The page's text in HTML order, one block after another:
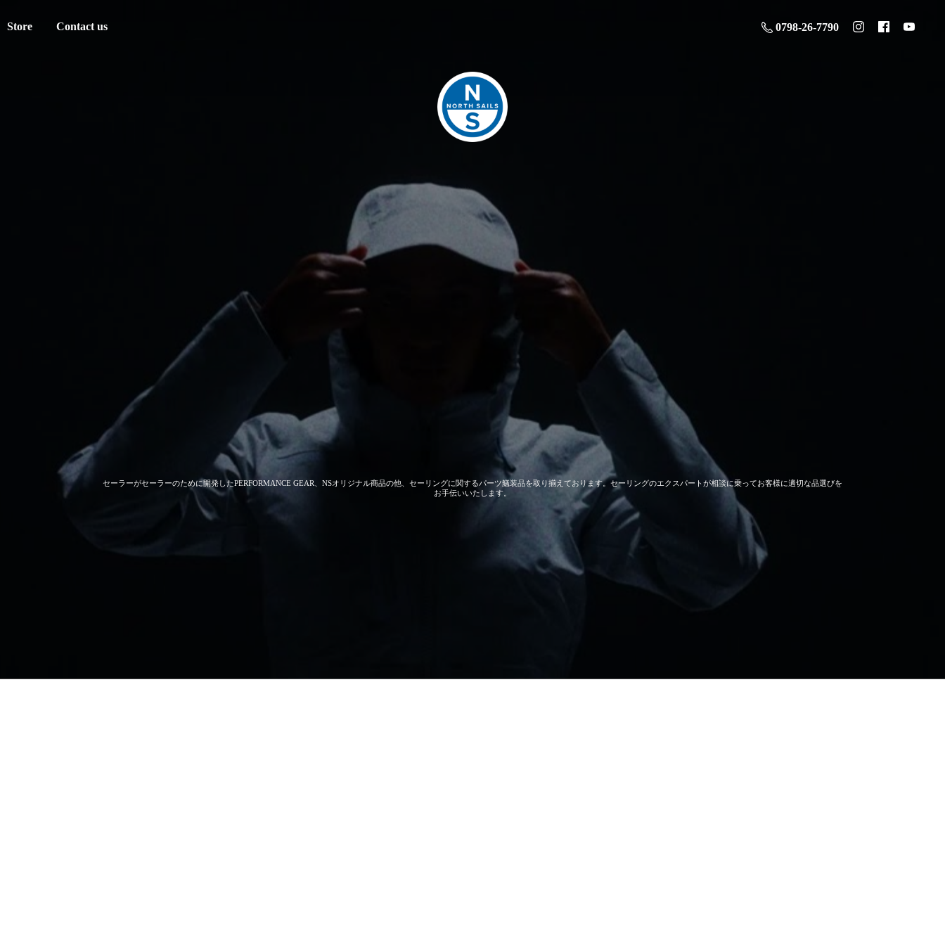
Store Contact us 0798-26-7790
セーラーがセーラーのために開発したPERFORMANCE GEAR、NSオリジナル商品の他、セーリングに関するパーツ艤装品を取り揃えております。セーリングのエクスパートが相談に乗ってお客様に適切な品選びを
お手伝いいたします。